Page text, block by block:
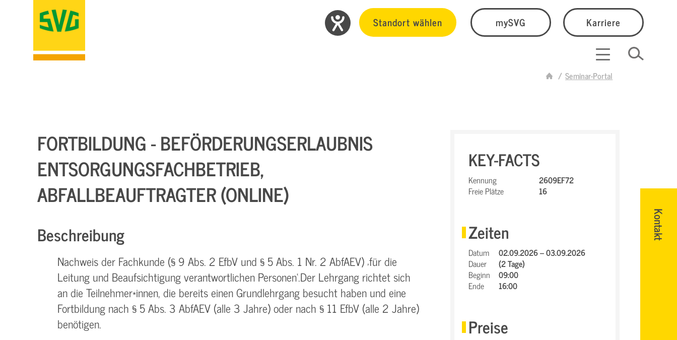
Standort wählen mySVG Karriere
Seminar-Portal
Kontakt
FORTBILDUNG - BEFÖRDERUNGSERLAUBNIS
ENTSORGUNGSFACHBETRIEB,
ABFALLBEAUFTRAGTER (ONLINE)
Beschreibung
Nachweis der Fachkunde (§ 9 Abs. 2 EfbV und § 5 Abs. 1 Nr. 2 AbfAEV) ‚für die
Leitung und Beaufsichtigung verantwortlichen Personen‘.Der Lehrgang richtet sich
an die Teilnehmer*innen, die bereits einen Grundlehrgang besucht haben und eine
Fortbildung nach § 5 Abs. 3 AbfAEV (alle 3 Jahre) oder nach § 11 EfbV (alle 2 Jahre)
benötigen.
KEY-FACTS
Kennung
2609EF72
Freie Plätze
16
Zeiten
Datum
02.09.2026 – 03.09.2026
Dauer
(2 Tage)
Beginn
09:00
Ende
16:00
Preise